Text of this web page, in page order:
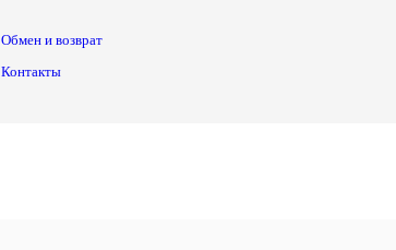
Обмен и возврат
Контакты